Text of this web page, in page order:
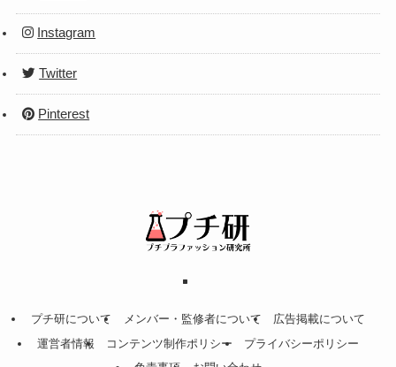
Instagram
Twitter
Pinterest
プチ研について メンバー・監修者について
広告掲載について
運営者情報
コンテンツ制作ポリシー
プライバシーポリシー